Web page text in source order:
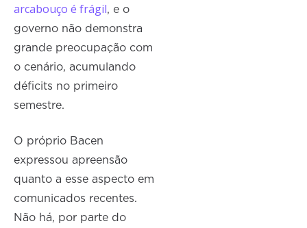
arcabouço é frágil, e o
governo não demonstra
grande preocupação com
o cenário, acumulando
déficits no primeiro
semestre.
O próprio Bacen
expressou apreensão
quanto a esse aspecto em
comunicados recentes.
Não há, por parte do